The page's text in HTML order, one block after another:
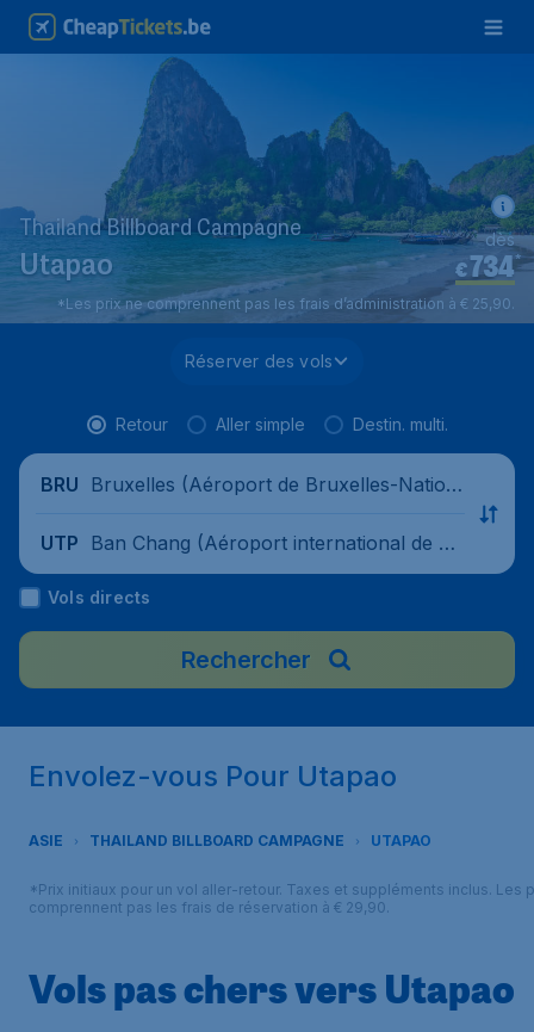
Thailand Billboard Campagne
Utapao €734*
dès
*Les prix ne comprennent pas les frais d’administration à € 25,90.
Réserver des vols
Retour Aller simple Destin. multi.
BRU Bruxelles (Aéroport de Bruxelles-Nation
UTP Ban Chang (Aéroport international de Pa
ttaya-U-Tapao), Thaïlande
Vols directs
Rechercher
Envolez-vous Pour Utapao
ASIE THAILAND BILLBOARD CAMPAGNE UTAPAO
*Prix initiaux pour un vol aller-retour. Taxes et suppléments inclus. Les
comprennent pas les frais de réservation à € 29,90.
Vols pas chers vers Utapao